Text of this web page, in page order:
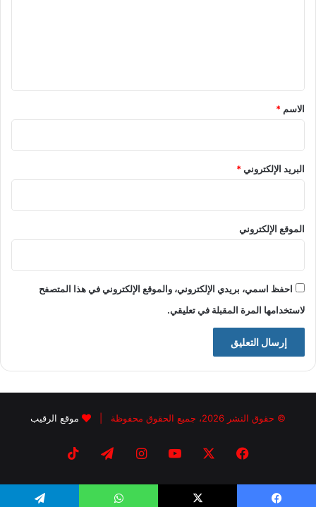
*
الاسم *
البريد الإلكتروني*
الموقع الإلكتروني
احفظ اسمي، بريدي الإلكتروني، والموقع الإلكتروني في هذا المتصفح
لاستخدامها المرة المقبلة في تعليقي.
© حقوق النشر 2026، جميع الحقوق محفوظة | موقع الرقيب
فيسبوك يوتيوب انستقرام تيلقرام